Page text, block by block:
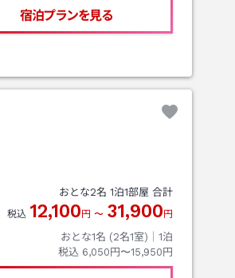
宿泊プランを見る
おとな2名 1泊1部屋 合計
税込 12,100 円 〜 31,900 円
おとな1名 (2名1室)｜ 1泊
税込 6,050円〜15,950円